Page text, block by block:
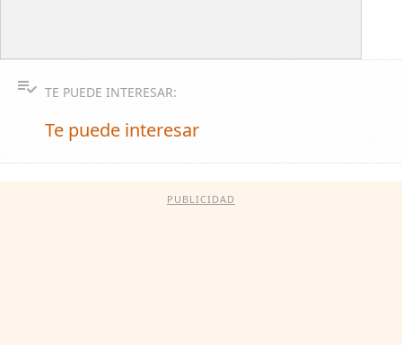
TE PUEDE INTERESAR:
Te puede interesar
PUBLICIDAD